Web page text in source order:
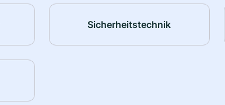
Sicherheitstechnik